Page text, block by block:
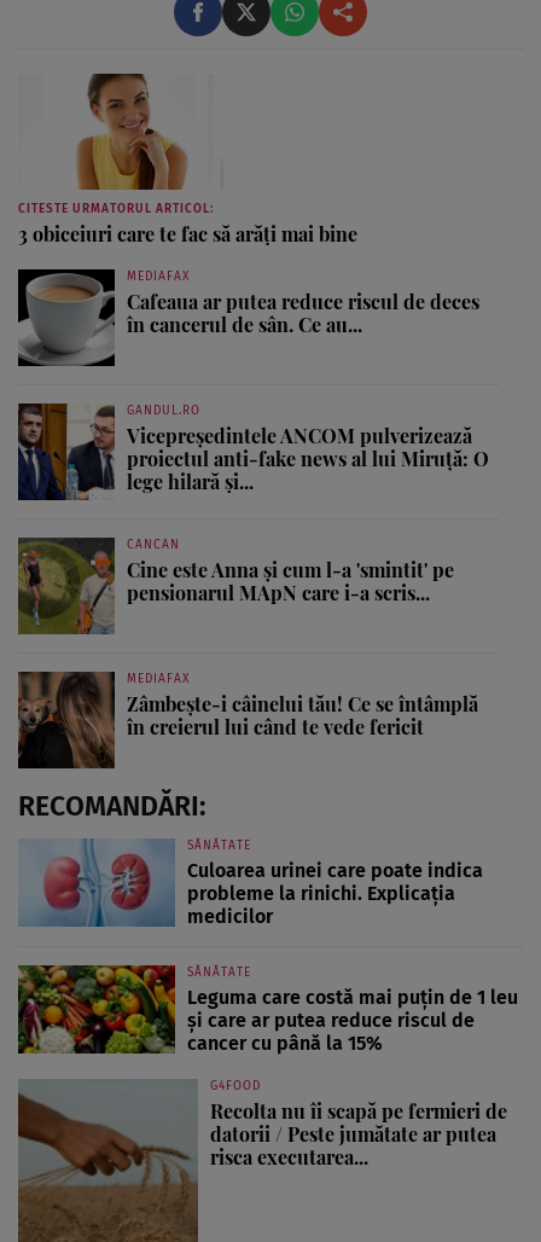
CITESTE URMATORUL ARTICOL:
3 obiceiuri care te fac să arăţi mai bine
MEDIAFAX
Cafeaua ar putea reduce riscul de deces
în cancerul de sân. Ce au...
GANDUL.RO
Vicepreședintele ANCOM pulverizează
proiectul anti-fake news al lui Miruță: O
lege hilară și...
CANCAN
Cine este Anna și cum l-a 'smintit' pe
pensionarul MApN care i-a scris...
MEDIAFAX
Zâmbește-i câinelui tău! Ce se întâmplă
în creierul lui când te vede fericit
RECOMANDĂRI:
SĂNĂTATE
Culoarea urinei care poate indica
probleme la rinichi. Explicația
medicilor
SĂNĂTATE
Leguma care costă mai puțin de 1 leu
și care ar putea reduce riscul de
cancer cu până la 15%
G4FOOD
Recolta nu îi scapă pe fermieri de
datorii / Peste jumătate ar putea
risca executarea...